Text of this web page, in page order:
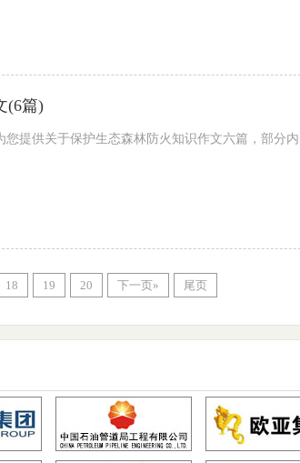
(6篇)
提供关于保护生态森林防火知识作文六篇，部分内
18 19 20 下一页» 尾页